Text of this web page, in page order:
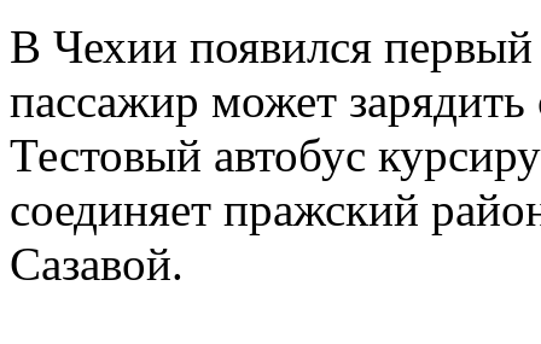
В Чехии появился
пассажир может зарядить
Тестовый автобус
соединяет пражский
Сазавой.